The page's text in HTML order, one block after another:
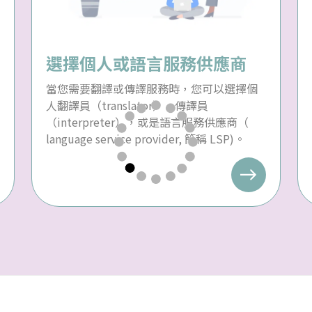
選擇個人或語言服務供應商
當您需要翻譯或傳譯服務時，您可以選擇個
人翻譯員（translator）、傳譯員
（interpreter），或是語言服務供應商（
language service provider, 簡稱 LSP)。